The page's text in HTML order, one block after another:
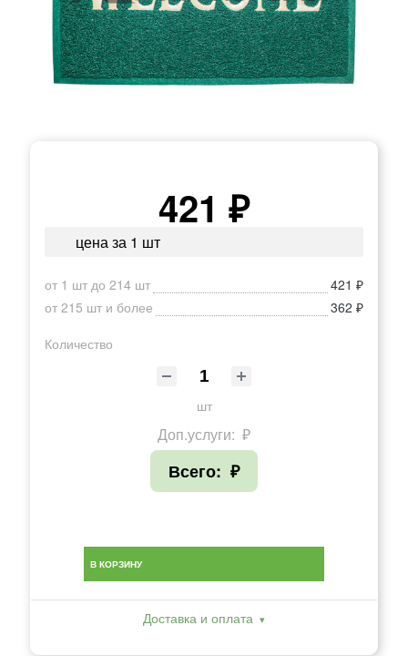
421 ₽
цена за 1 шт
от 1 шт до 214 шт
421 ₽
от 215 шт и более
362 ₽
Количество
шт
Доп.услуги: ₽
Всего: ₽
В КОРЗИНУ
Доставка и оплата